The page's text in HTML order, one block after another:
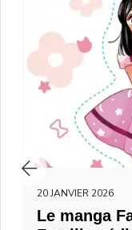
20 JANVIER 2026
Le manga